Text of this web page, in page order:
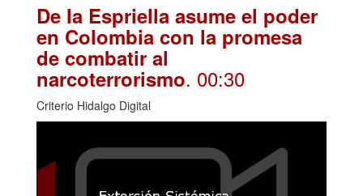
De la Espriella asume el poder
en Colombia con la promesa
de combatir al
narcoterrorismo. 00:30
Criterio Hidalgo Digital